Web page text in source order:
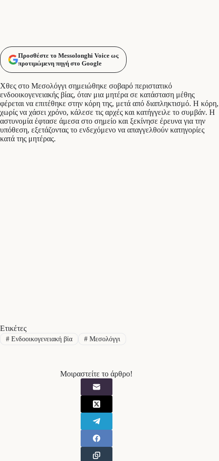
Προσθέστε το Messolonghi Voice ως
προτιμώμενη πηγή στο Google
Χθες στο Μεσολόγγι σημειώθηκε σοβαρό περιστατικό
ενδοοικογενειακής βίας, όταν μια μητέρα σε κατάσταση μέθης
φέρεται να επιτέθηκε στην κόρη της, μετά από διαπληκτισμό. Η κόρη,
χωρίς να χάσει χρόνο, κάλεσε τις αρχές και κατήγγειλε το συμβάν. Η
αστυνομία έφτασε άμεσα στο σημείο και ξεκίνησε έρευνα για την
υπόθεση, εξετάζοντας το ενδεχόμενο να απαγγελθούν κατηγορίες
κατά της μητέρας.
Ετικέτες
#Ενδοοικογενειακή βία #Μεσολόγγι
Μοιραστείτε το άρθρο!